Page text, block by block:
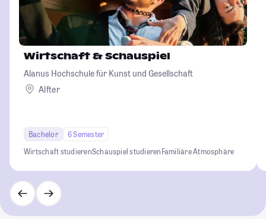
Wirtschaft & Schauspiel
Alanus Hochschule für Kunst und Gesellschaft
Alfter
Bachelor
6 Semester
Wirtschaft studierenSchauspiel studierenFamiliäre Atmosphäre